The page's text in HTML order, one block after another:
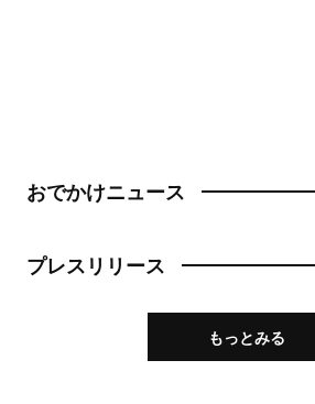
おでかけニュース
プレスリリース
もっとみる